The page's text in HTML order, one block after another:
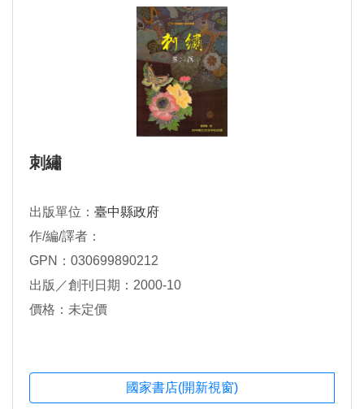
刺繡
出版單位： 臺中縣政府
作/編/譯者：
GPN：030699890212
出版／創刊日期：2000-10
價格：未定價
國家書店(開新視窗)